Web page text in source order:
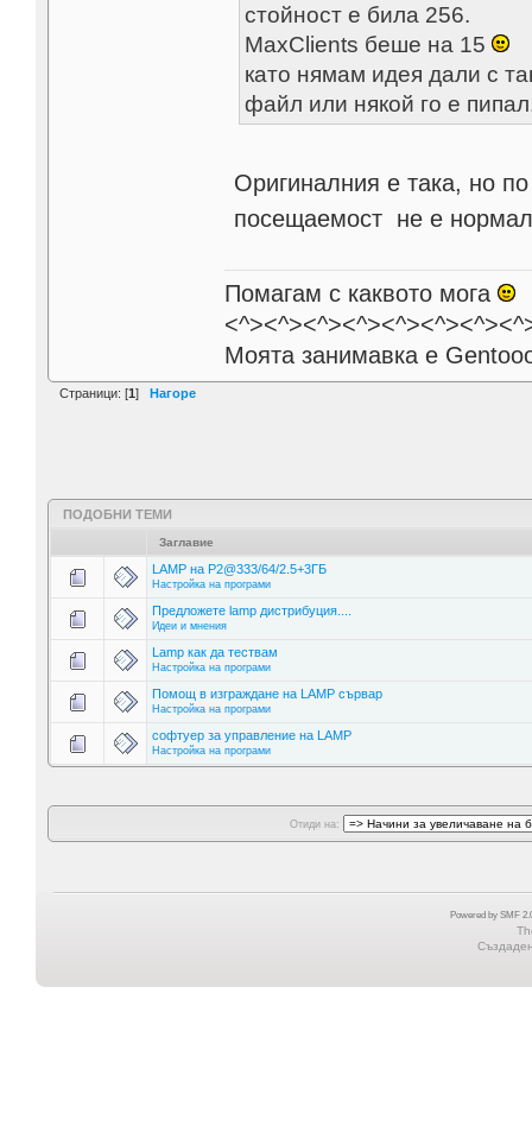
стойност е била 256.
MaxClients беше на 15
като нямам идея дали с
файл или някой го е
Оригиналния е така, но
посещаемост не е
Помагам с каквото мога
Моята занимавка е
Страници: [1 ] Нагоре
ПОДОБНИ ТЕМИ
Заглавие
LAMP на Р2@333/64/2.5+3ГБ
Настройка на програми
Предложете lamp дистрибуция....
Идеи и мнения
Lamp как да тествам
Настройка на програми
Помощ в изграждане на LAMP сървар
Настройка на програми
софтуер за управление на LAMP
Настройка на програми
Отиди на:
Powered by SMF